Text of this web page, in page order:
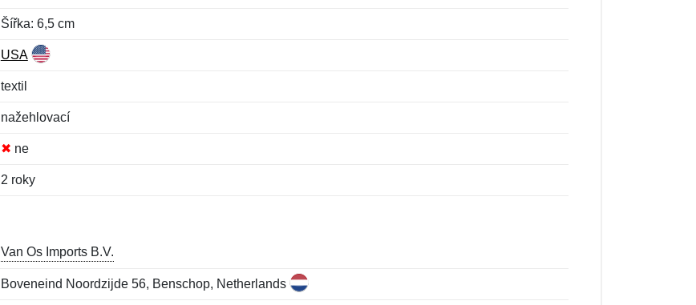
Šířka: 6,5 cm
USA
textil
nažehlovací
✖ ne
2 roky
Van Os Imports B.V.
Boveneind Noordzijde 56, Benschop, Netherlands